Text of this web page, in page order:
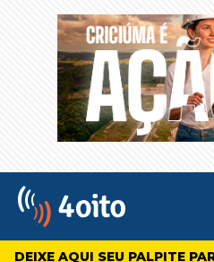
4oito
DEIXE AQUI SEU PALPITE